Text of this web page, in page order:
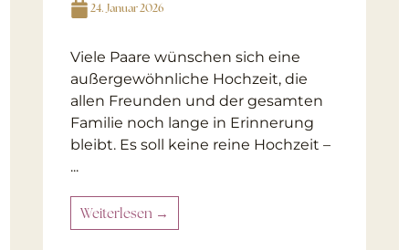
24. Januar 2026
Viele Paare wünschen sich eine
außergewöhnliche Hochzeit, die
allen Freunden und der gesamten
Familie noch lange in Erinnerung
bleibt. Es soll keine reine Hochzeit –
...
Weiterlesen →